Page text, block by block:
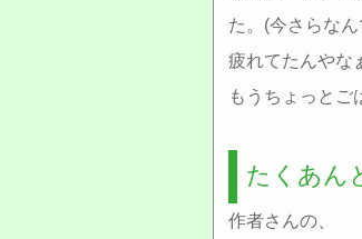
た。(今さらな
疲れてたんやな
もうちょっとご
たくあん
作者さんの、